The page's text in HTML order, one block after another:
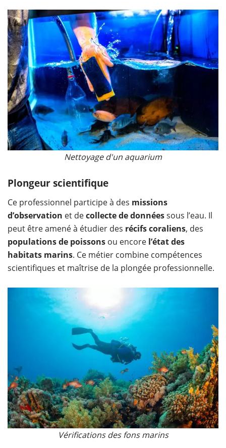
Nettoyage d'un aquarium
Plongeur scientifique
Ce professionnel participe à des missions
d’observation et decollecte de donnéessous l’eau. Il
peut être amené à étudier des récifs coraliens, des
populations de poissons ou encore l’état des
habitats marins. Ce métier combine compétences
scientifiques et maîtrise de la plongée professionnelle.
Vérifications des fons marins